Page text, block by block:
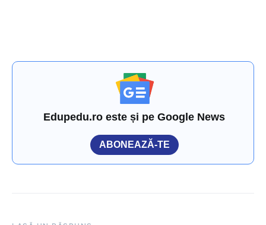
Edupedu.ro este și pe Google News
ABONEAZĂ-TE